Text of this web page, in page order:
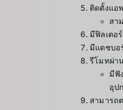
ติดตั้งแอ
สา
มีฟิลเตอ
มีแดชบอ
รีโมทผ่า
มีฟั
อุป
สามารถ